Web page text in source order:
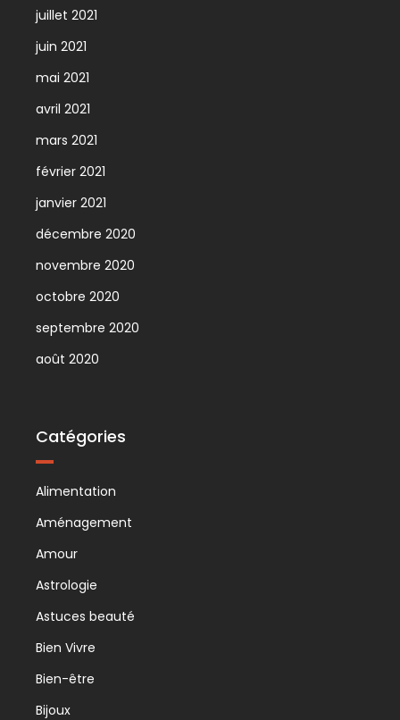
juillet 2021
juin 2021
mai 2021
avril 2021
mars 2021
février 2021
janvier 2021
décembre 2020
novembre 2020
octobre 2020
septembre 2020
août 2020
Catégories
Alimentation
Aménagement
Amour
Astrologie
Astuces beauté
Bien Vivre
Bien-être
Bijoux